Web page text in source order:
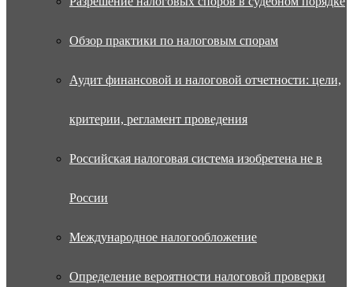
Обзор практики по налоговым спорам
Аудит финансовой и налоговой отчетности: цели,
критерии, регламент проведения
Российская налоговая система изобретена не в
России
Международное налогообложение
Определение вероятности налоговой проверки